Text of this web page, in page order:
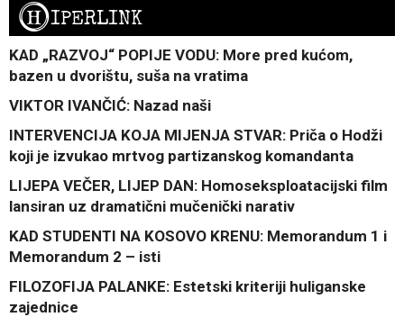
HIPERLINK
KAD „RAZVOJ“ POPIJE VODU: More pred kućom,
bazen u dvorištu, suša na vratima
VIKTOR IVANČIĆ: Nazad naši
INTERVENCIJA KOJA MIJENJA STVAR: Priča o Hodži
koji je izvukao mrtvog partizanskog komandanta
LIJEPA VEČER, LIJEP DAN: Homoseksploatacijski film
lansiran uz dramatični mučenički narativ
KAD STUDENTI NA KOSOVO KRENU: Memorandum 1 i
Memorandum 2 – isti
FILOZOFIJA PALANKE: Estetski kriteriji huliganske
zajednice